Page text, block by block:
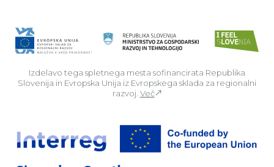
Izdelavo tega spletnega mesta sofinancirata Republika
Slovenija in Evropska Unija iz Evropskega sklada za regionalni
razvoj. Več